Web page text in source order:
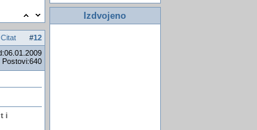
Citat #12
Postovi:640
Izdvojeno